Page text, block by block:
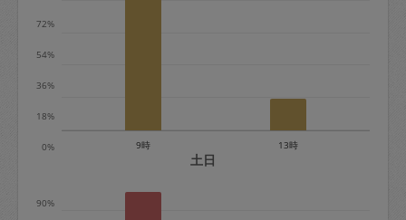
※キャンセル料金の設定について：
0%
18%
36%
54%
72%
9時 13時
土日
90%